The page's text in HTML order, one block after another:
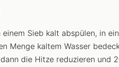
einem Sieb kalt abspülen, in
Menge kaltem Wasser
die Hitze reduzieren und